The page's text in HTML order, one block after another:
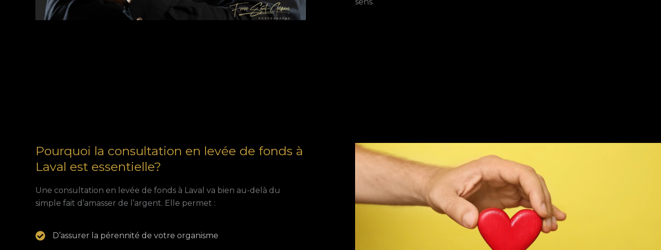
sens.
Pourquoi la consultation en levée de fonds à
Laval est essentielle?
Une consultation en levée de fonds à Laval va bien au-delà du
simple fait d’amasser de l’argent. Elle permet :
D’assurer la pérennité de votre organisme